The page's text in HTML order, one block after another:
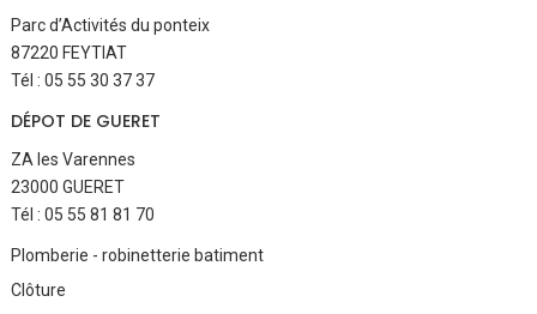
Parc d’Activités du ponteix
87220 FEYTIAT
Tél : 05 55 30 37 37
DÉPOT DE GUERET
ZA les Varennes
23000 GUERET
Tél : 05 55 81 81 70
Aller
contenu
Plomberie - robinetterie batiment
Clôture